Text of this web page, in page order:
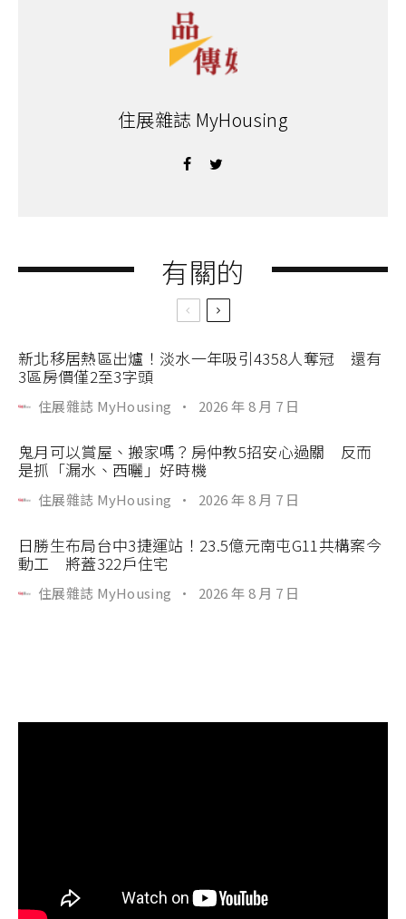
住展雜誌 MyHousing
有關的
新北移居熱區出爐！淡水一年吸引4358人奪冠 還有
3區房價僅2至3字頭
住展雜誌 MyHousing · 2026 年 8 月 7 日
鬼月可以賞屋、搬家嗎？房仲教5招安心過關 反而
是抓「漏水、西曬」好時機
住展雜誌 MyHousing · 2026 年 8 月 7 日
日勝生布局台中3捷運站！23.5億元南屯G11共構案今
動工 將蓋322戶住宅
住展雜誌 MyHousing · 2026 年 8 月 7 日